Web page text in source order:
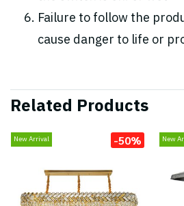
Failure to follow the
cause danger to life or
Related Products
New Arrival -50% New